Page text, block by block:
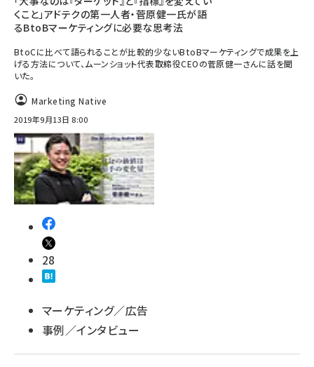
くこと」アドテクの第一人者・菅原健一氏が語
るBtoBマーケティングに必要な思考法
BtoCに比べて語られることが比較的少ないBtoBマーケティングで成果を上
げる方法について、ムーンショット代表取締役CEOの菅原健一さんに話を聞
いた。
Marketing Native
2019年9月13日 8:00
28
マーケティング／広告
事例／インタビュー